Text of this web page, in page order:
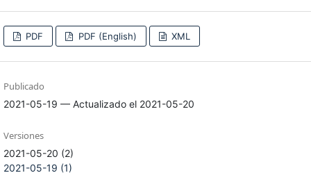
PDF PDF (English) XML
Publicado
2021-05-19 — Actualizado el 2021-05-20
Versiones
2021-05-20 (2)
2021-05-19 (1)